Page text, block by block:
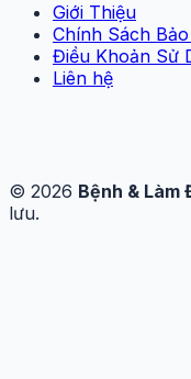
Giới Thiệu
Chính Sách
Điều Khoản Sử
Liên hệ
© 2026 Bệnh & Làm
lưu.